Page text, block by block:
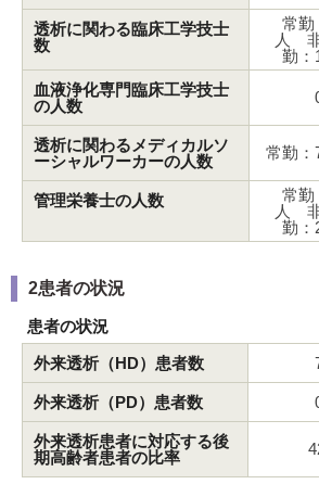
透析に関わる臨床工学技士
数
常勤
人
勤：
血液浄化専門臨床工学技士
の人数
透析に関わるメディカルソ
ーシャルワーカーの人数
常勤：
管理栄養士の人数
常勤
人
勤：
2患者の状況
患者の状況
外来透析（HD）患者数
外来透析（PD）患者数
外来透析患者に対応する後
期高齢者患者の比率